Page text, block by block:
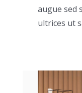
augue sed
ultrices ut